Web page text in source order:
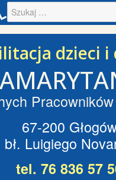
dzieci i
67-200
bł. Luigiego
tel. 76 836 57